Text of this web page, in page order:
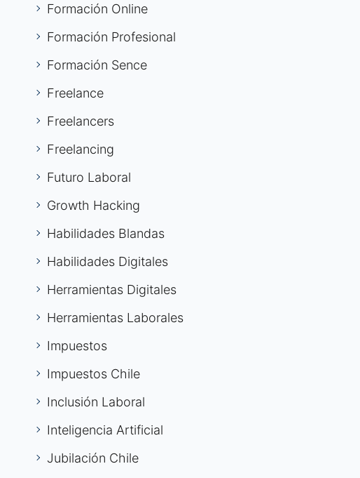
Formación Online
Formación Profesional
Formación Sence
Freelance
Freelancers
Freelancing
Futuro Laboral
Growth Hacking
Habilidades Blandas
Habilidades Digitales
Herramientas Digitales
Herramientas Laborales
Impuestos
Impuestos Chile
Inclusión Laboral
Inteligencia Artificial
Jubilación Chile